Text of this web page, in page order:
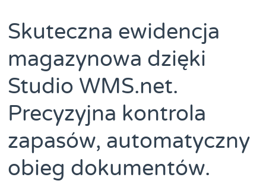
Skuteczna ewidencja
magazynowa dzięki
Studio WMS.net.
Precyzyjna kontrola
zapasów, automatyczny
obieg dokumentów.